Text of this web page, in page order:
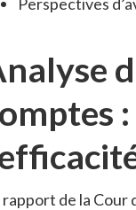
Perspectives
rapport de la Cour